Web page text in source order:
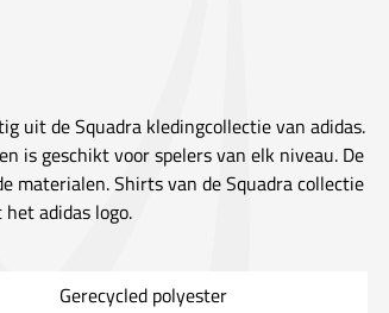
uit de Squadra kledingcollectie van adidas.
is geschikt voor spelers van elk niveau. De
materialen. Shirts van de Squadra collectie
adidas logo.
Gerecycled polyester